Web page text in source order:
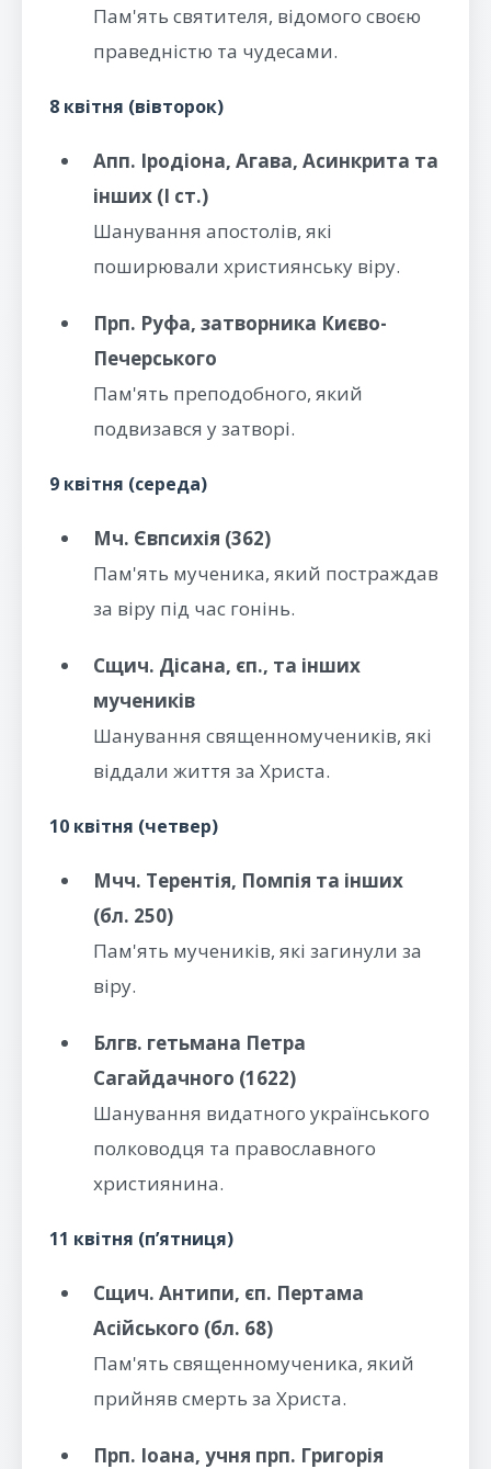
Пам'ять святителя, відомого своєю
праведністю та чудесами.
8 квітня (вівторок)
Апп. Іродіона, Агава, Асинкрита та
інших (I ст.)
Шанування апостолів, які
поширювали християнську віру.
Прп. Руфа, затворника Києво-
Печерського
Пам'ять преподобного, який
подвизався у затворі.
9 квітня (середа)
Мч. Євпсихія (362)
Пам'ять мученика, який постраждав
за віру під час гонінь.
Сщич. Дісана, єп., та інших
мучеників
Шанування священномучеників, які
віддали життя за Христа.
10 квітня (четвер)
Мчч. Терентія, Помпія та інших
(бл. 250)
Пам'ять мучеників, які загинули за
віру.
Блгв. гетьмана Петра
Сагайдачного (1622)
Шанування видатного українського
полководця та православного
християнина.
11 квітня (п’ятниця)
Сщич. Антипи, єп. Пертама
Асійського (бл. 68)
Пам'ять священномученика, який
прийняв смерть за Христа.
Прп. Іоана, учня прп. Григорія